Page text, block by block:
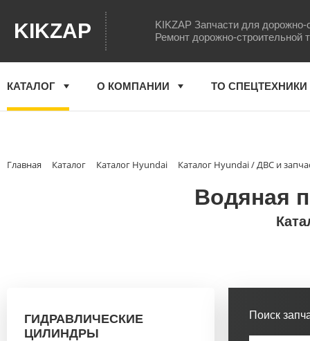
KIKZAP
KIKZAP Запчасти для дорожно-
Ремонт дорожно-строительной
КАТАЛОГ О КОМПАНИИ ТО СПЕЦТЕХНИКИ
Главная Каталог Каталог Hyundai Каталог Hyundai / ДВС и
Водяная
ГИДРАВЛИЧЕСКИЕ
ЦИЛИНДРЫ
Поиск